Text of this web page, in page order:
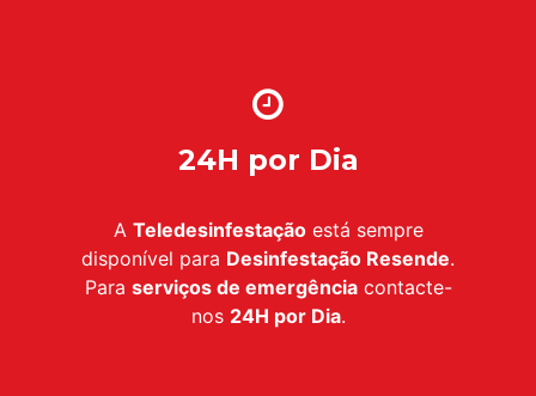
24H por Dia
A Teledesinfestaçãoestá sempre
disponível para Desinfestação Resende.
Para serviços de emergênciacontacte-
nos 24H por Dia.